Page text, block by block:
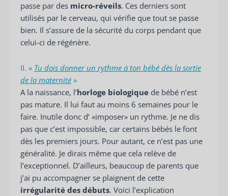
passe par des micro-réveils. Ces derniers sont
utilisés par le cerveau, qui vérifie que tout se passe
bien. Il s’assure de la sécurité du corps pendant que
celui-ci de régénère.
II. « Tu dois donner un rythme à ton bébé dès la sortie
de la maternité »
A la naissance, l’horloge biologique de bébé n’est
pas mature. Il lui faut au moins 6 semaines pour le
faire. Inutile donc d’ «imposer» un rythme. Je ne dis
pas que c’est impossible, car certains bébés le font
dès les premiers jours. Pour autant, ce n’est pas une
généralité. Je dirais même que cela relève de
l’exceptionnel. D’ailleurs, beaucoup de parents que
j’ai pu accompagner se plaignent de cette
irrégularité des débuts. Voici l’explication